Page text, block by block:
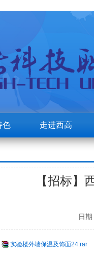
色 走进西高
【招标】
日
实验楼外墙保温及饰面24.rar